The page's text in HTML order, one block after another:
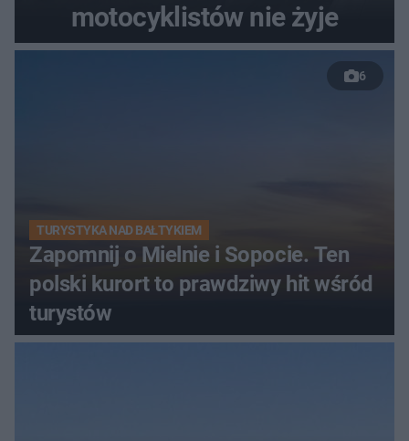
motocyklistów nie żyje
6
TURYSTYKA NAD BAŁTYKIEM
Zapomnij o Mielnie i Sopocie. Ten
polski kurort to prawdziwy hit wśród
turystów